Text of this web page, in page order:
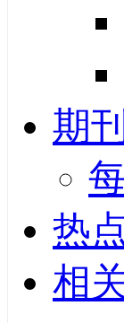
期
热
相